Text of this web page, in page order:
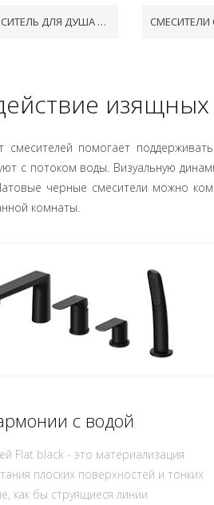
НАСТЕННЫЙ СМЕСИТЕЛЬ ДЛЯ ДУША FLAT BLACK
смесителей помогает
с потоком воды. Визуальную
черные смесители можно
комнаты.
с водой
Flat black - это материализация
плоских поверхностей и тонких
как бы струящиеся линии